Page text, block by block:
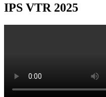
IPS VTR 2025